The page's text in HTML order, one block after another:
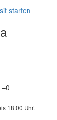
18:00 Uhr.